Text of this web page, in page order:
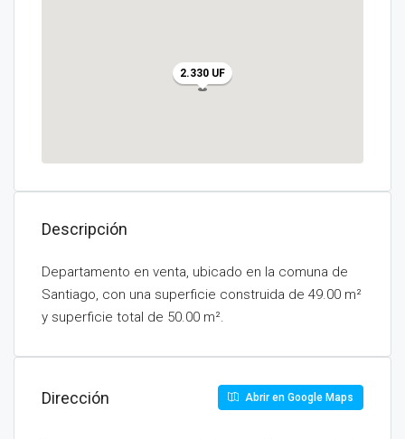
2.330 UF
Descripción
Departamento en venta, ubicado en la comuna de
Santiago, con una superficie construida de 49.00 m²
y superficie total de 50.00 m².
Dirección Abrir en Google Maps